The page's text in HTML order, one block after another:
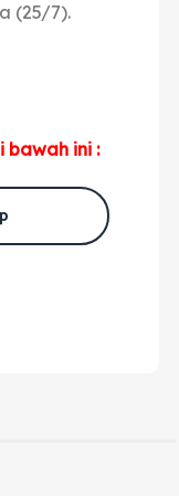
(25/7).
bawah ini :